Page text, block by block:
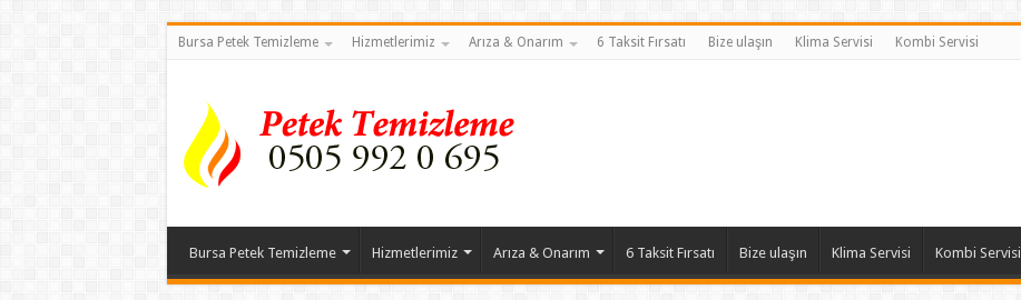
Bursa Petek Temizleme Hizmetlerimiz Arıza & Onarım 6 Taksit Fırsatı Bize ulaşın Klima Servisi Kombi Servisi
Bursa Petek Temizleme Hizmetlerimiz Arıza & Onarım 6 Taksit Fırsatı Bize ulaşın Klima Servisi Kombi Servisi